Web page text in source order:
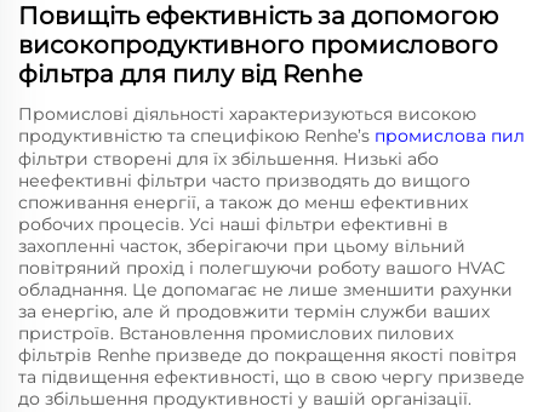
Повищіть ефективність за допомогою
високопродуктивного промислового
фільтра для пилу від Renhe
Промислові діяльності характеризуються високою
продуктивністю та специфікою Renhe’s промислова пил
фільтри створені для їх збільшення. Низькі або
неефективні фільтри часто призводять до вищого
споживання енергії, а також до менш ефективних
робочих процесів. Усі наші фільтри ефективні в
захопленні часток, зберігаючи при цьому вільний
повітряний прохід і полегшуючи роботу вашого HVAC
обладнання. Це допомагає не лише зменшити рахунки
за енергію, але й продовжити термін служби ваших
пристроїв. Встановлення промислових пилових
фільтрів Renhe призведе до покращення якості повітря
та підвищення ефективності, що в свою чергу призведе
до збільшення продуктивності у вашій організації.